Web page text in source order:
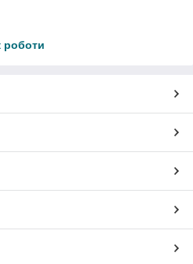
роботи